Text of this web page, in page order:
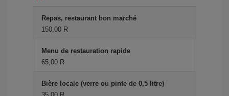
Repas, restaurant bon marché
150,00 R
Menu de restauration rapide
65,00 R
Bière locale (verre ou pinte de 0,5 litre)